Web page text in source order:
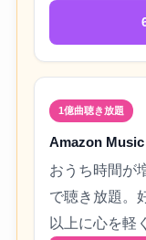
1億曲聴き放題
Amazon
おうち時間が
で聴き放題。
以上に心を軽